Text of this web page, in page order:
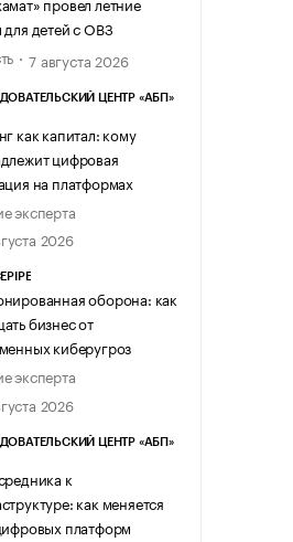
детей с ОВЗ
7 августа 2026
ЦЕНТР «АБП»
как капитал: кому
цифровая
на платформах
эксперта
2026
оборона: как
бизнес от
киберугроз
эксперта
2026
ЦЕНТР «АБП»
к
как меняется
платформ